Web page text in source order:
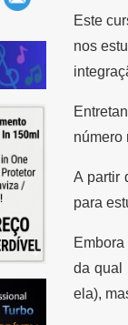
Este
nos
número
A partir
para
da qual
ela),